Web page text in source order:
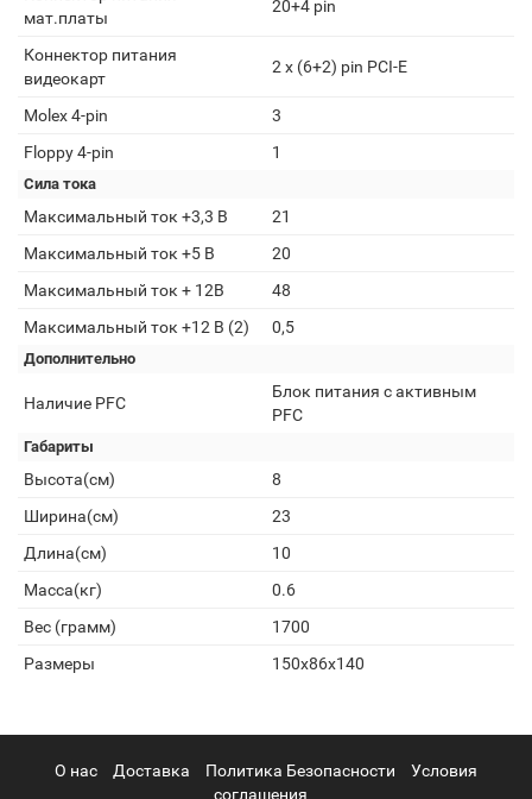
мат.платы
20+4 pin
Коннектор питания
видеокарт
2 x (6+2) pin PCI-E
Molex 4-pin
3
Floppy 4-pin
1
Сила тока
Максимальный ток +3,3 В
21
Максимальный ток +5 В
20
Максимальный ток + 12В
48
Максимальный ток +12 В (2)
0,5
Дополнительно
Наличие PFC
Блок питания с активным
PFC
Габариты
Высота(см)
8
Ширина(см)
23
Длина(см)
10
Масса(кг)
0.6
Вес (грамм)
1700
Размеры
150x86x140
О нас Доставка Политика Безопасности
Условия
соглашения